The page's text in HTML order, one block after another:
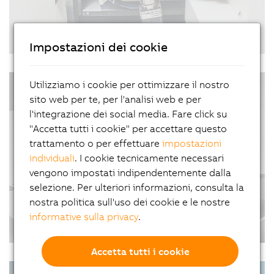
"A perfect fit"
retrofitting. Twenty years ago, Dieter Burri went
into business retrofitting machine tools. To
automate his machines, he relies on B&R's
portfolio of scalable hardware and software.
#Automotive #Articoli #MotionControl
#TrasportoDiProdotto #SmartFactory
27/01/2021
| 3m
Today's plants and machinery take up a lot of
Impostazioni dei cookie
Utilizziamo i cookie per ottimizzare il nostro
sito web per te, per l'analisi web e per
l'integrazione dei social media. Fare click su
"Accetta tutti i cookie" per accettare questo
trattamento o per effettuareimpostazioni
individuali. I cookie tecnicamente necessari
vengono impostati indipendentemente dalla
selezione. Per ulteriori informazioni, consulta la
nostra politica sull'uso dei cookie e le nostre
informative sulla privacy.
Accetta tutti i cookie